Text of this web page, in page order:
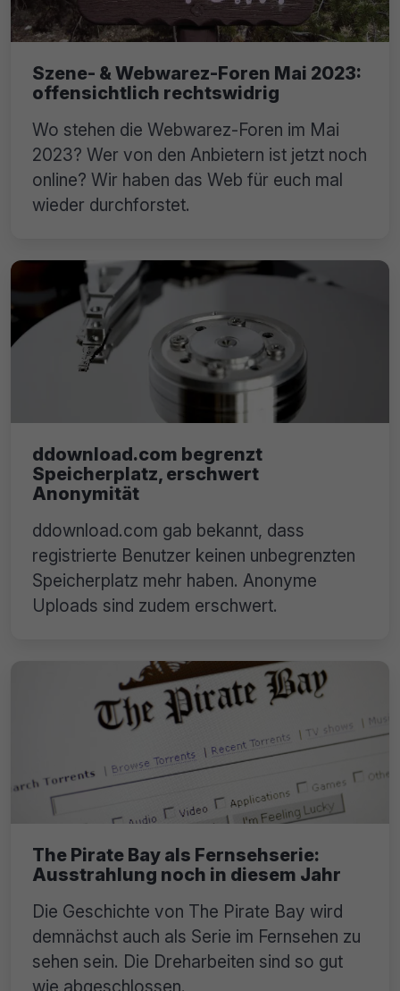
Szene- & Webwarez-Foren Mai 2023:
offensichtlich rechtswidrig
Wo stehen die Webwarez-Foren im Mai
2023? Wer von den Anbietern ist jetzt noch
online? Wir haben das Web für euch mal
wieder durchforstet.
ddownload.com begrenzt
Speicherplatz, erschwert
Anonymität
ddownload.com gab bekannt, dass
registrierte Benutzer keinen unbegrenzten
Speicherplatz mehr haben. Anonyme
Uploads sind zudem erschwert.
The Pirate Bay als Fernsehserie:
Ausstrahlung noch in diesem Jahr
Die Geschichte von The Pirate Bay wird
demnächst auch als Serie im Fernsehen zu
sehen sein. Die Dreharbeiten sind so gut
wie abgeschlossen.